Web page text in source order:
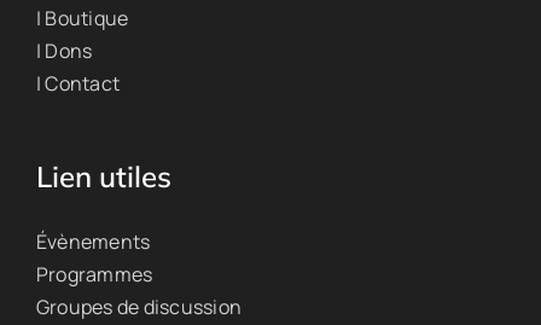
| Boutique
| Dons
| Contact
Lien utiles
Évènements
Programmes
Groupes de discussion